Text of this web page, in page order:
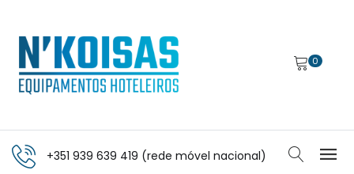
0
+351 939 639 419 (rede móvel nacional)